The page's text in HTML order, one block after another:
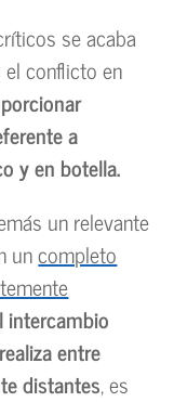
se acaba
conflicto en
a
y en botella.
un relevante
uncompleto
intercambio
entre
distantes, es